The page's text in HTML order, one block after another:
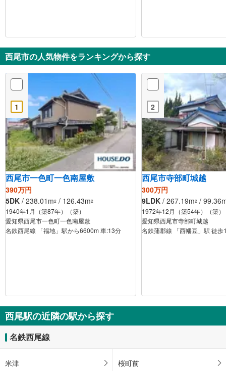
西尾市の人気物件をランキングから探す
1
西尾市一色町一色南屋敷
390万円
5DK / 238.01m2 / 126.43m2
1940年1月（築87年）（築）
愛知県西尾市一色町一色南屋敷
名鉄西尾線 「福地」駅から6600m 車:13分
2
西尾市寺部町城越
300万円
9LDK / 267.19m2 /
1972年12月（築54年）（築）
愛知県西尾市寺部町城越
名鉄蒲郡線 「西幡豆」駅 徒歩
西尾駅の近隣の駅から探す
名鉄西尾線
米津 桜町前